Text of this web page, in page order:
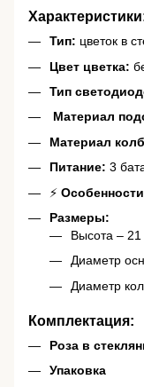
Тип: цветок в
Цвет цветка:
Тип
Материал
Материал
Питание: 3
⚡
Размеры:
Высота – 21
Диаметр
Диаметр
Комплектация:
Роза в
Упаковка